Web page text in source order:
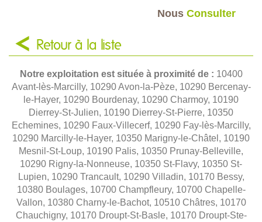
Nous Consulter
Retour à la liste
Notre exploitation est située à proximité de : 10400
Avant-lès-Marcilly, 10290 Avon-la-Pèze, 10290 Bercenay-
le-Hayer, 10290 Bourdenay, 10290 Charmoy, 10190
Dierrey-St-Julien, 10190 Dierrey-St-Pierre, 10350
Echemines, 10290 Faux-Villecerf, 10290 Fay-lès-Marcilly,
10290 Marcilly-le-Hayer, 10350 Marigny-le-Châtel, 10190
Mesnil-St-Loup, 10190 Palis, 10350 Prunay-Belleville,
10290 Rigny-la-Nonneuse, 10350 St-Flavy, 10350 St-
Lupien, 10290 Trancault, 10290 Villadin, 10170 Bessy,
10380 Boulages, 10700 Champfleury, 10700 Chapelle-
Vallon, 10380 Charny-le-Bachot, 10510 Châtres, 10170
Chauchigny, 10170 Droupt-St-Basle, 10170 Droupt-Ste-